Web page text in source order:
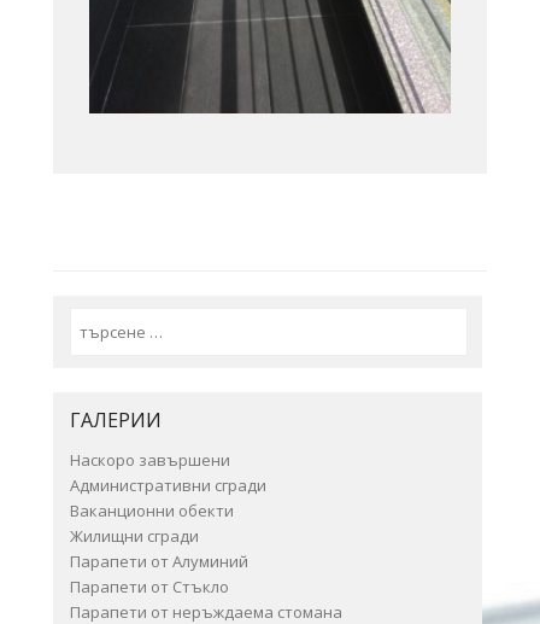
ГАЛЕРИИ
Наскоро завършени
Административни сгради
Ваканционни обекти
Жилищни сгради
Парапети от Алуминий
Парапети от Стъкло
Парапети от неръждаема стомана